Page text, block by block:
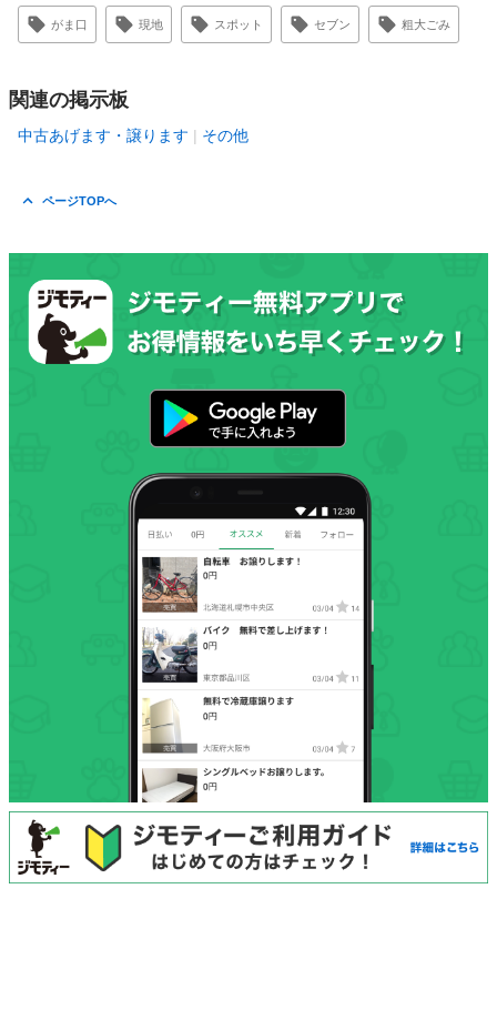
がま口 現地 スポット セブン 粗大ごみ
関連の掲示板
中古あげます・譲ります その他
ページTOPへ